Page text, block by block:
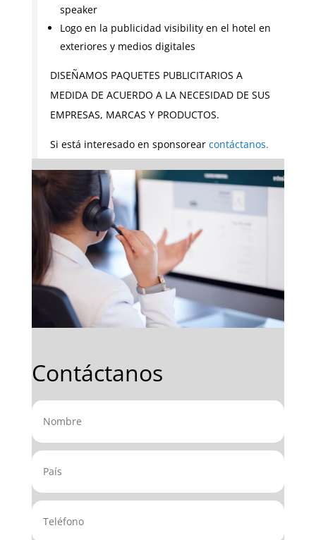
speaker
Logo en la publicidad visibility en el hotel en
exteriores y medios digitales
DISEÑAMOS PAQUETES PUBLICITARIOS A
MEDIDA DE ACUERDO A LA NECESIDAD DE SUS
EMPRESAS, MARCAS Y PRODUCTOS.
Si está interesado en sponsorear contáctanos.
Contáctanos